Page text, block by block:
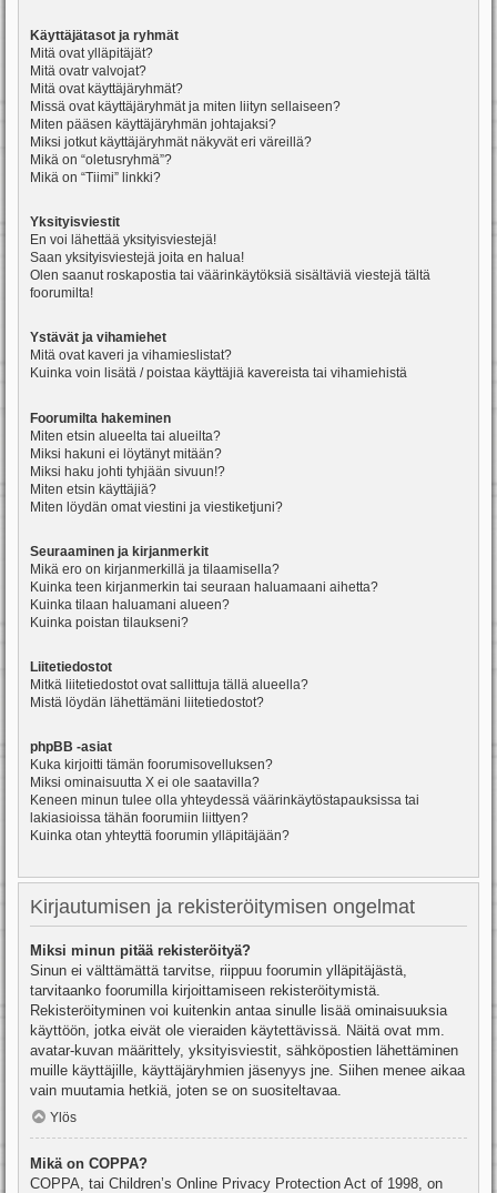
Käyttäjätasot ja ryhmät
Mitä ovat ylläpitäjät?
Mitä ovatr valvojat?
Mitä ovat käyttäjäryhmät?
Missä ovat käyttäjäryhmät ja miten liityn sellaiseen?
Miten pääsen käyttäjäryhmän johtajaksi?
Miksi jotkut käyttäjäryhmät näkyvät eri väreillä?
Mikä on “oletusryhmä”?
Mikä on “Tiimi” linkki?
Yksityisviestit
En voi lähettää yksityisviestejä!
Saan yksityisviestejä joita en halua!
Olen saanut roskapostia tai väärinkäytöksiä sisältäviä viestejä tältä
foorumilta!
Ystävät ja vihamiehet
Mitä ovat kaveri ja vihamieslistat?
Kuinka voin lisätä / poistaa käyttäjiä kavereista tai vihamiehistä
Foorumilta hakeminen
Miten etsin alueelta tai alueilta?
Miksi hakuni ei löytänyt mitään?
Miksi haku johti tyhjään sivuun!?
Miten etsin käyttäjiä?
Miten löydän omat viestini ja viestiketjuni?
Seuraaminen ja kirjanmerkit
Mikä ero on kirjanmerkillä ja tilaamisella?
Kuinka teen kirjanmerkin tai seuraan haluamaani aihetta?
Kuinka tilaan haluamani alueen?
Kuinka poistan tilaukseni?
Liitetiedostot
Mitkä liitetiedostot ovat sallittuja tällä alueella?
Mistä löydän lähettämäni liitetiedostot?
phpBB -asiat
Kuka kirjoitti tämän foorumisovelluksen?
Miksi ominaisuutta X ei ole saatavilla?
Keneen minun tulee olla yhteydessä väärinkäytöstapauksissa tai
lakiasioissa tähän foorumiin liittyen?
Kuinka otan yhteyttä foorumin ylläpitäjään?
Kirjautumisen ja rekisteröitymisen ongelmat
Miksi minun pitää rekisteröityä?
Sinun ei välttämättä tarvitse, riippuu foorumin ylläpitäjästä,
tarvitaanko foorumilla kirjoittamiseen rekisteröitymistä.
Rekisteröityminen voi kuitenkin antaa sinulle lisää ominaisuuksia
käyttöön, jotka eivät ole vieraiden käytettävissä. Näitä ovat mm.
avatar-kuvan määrittely, yksityisviestit, sähköpostien lähettäminen
muille käyttäjille, käyttäjäryhmien jäsenyys jne. Siihen menee aikaa
vain muutamia hetkiä, joten se on suositeltavaa.
Ylös
Mikä on COPPA?
COPPA, tai Children’s Online Privacy Protection Act of 1998, on